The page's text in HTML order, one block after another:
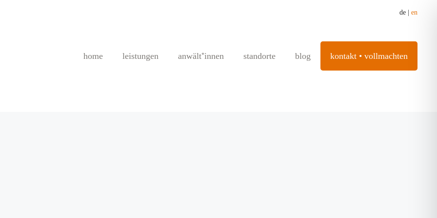
de en
home leistungen anwält⁺innen standorte blog kontakt • vollmachten